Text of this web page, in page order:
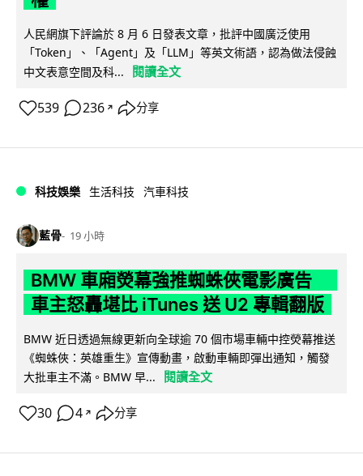
人民網旗下評論於 8 月 6 日發表文章，批評中國廣泛使用
「Token」、「Agent」及「LLM」等英文術語，認為做法侵蝕
中文表意空間及科...
閱讀全文
539 236 ↗ 分享
科技娛樂 生活科技 汽車科技
藍骨 19 小時
BMW 車廂熒幕強推蜘蛛俠電影廣告
車主怒轟堪比 iTunes 送 U2 專輯翻版
BMW 近日透過無線更新向全球逾 70 個市場車輛中控熒幕推送
《蜘蛛俠：英雄重生》宣傳動畫，啟動車輛即彈出通知，觸發
大批車主不滿。BMW 早...
閱讀全文
30 4 ↗ 分享